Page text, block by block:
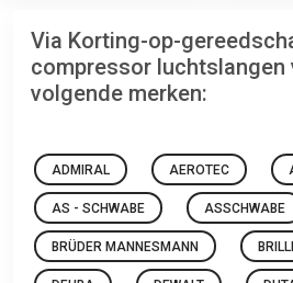
Via Korting-op-
compressor luchtslangen
volgende merken:
ADMIRAL AEROTEC
AS - SCHWABE ASSCHWABE
BRÜDER MANNESMANN